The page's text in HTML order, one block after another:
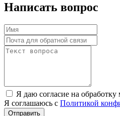
Написать вопрос
Я даю согласие на обработку
Я соглашаюсь с Политикой
Отправить